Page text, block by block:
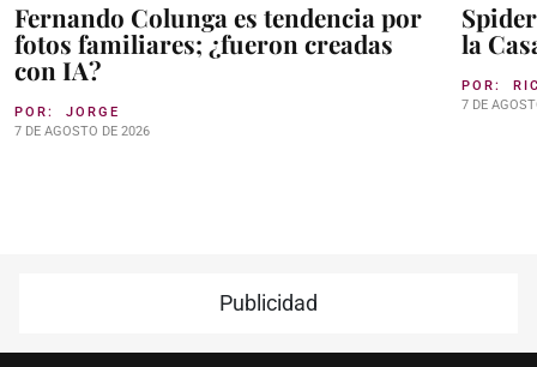
Fernando Colunga es tendencia por
fotos familiares; ¿fueron creadas
con IA?
POR: JORGE
7 DE AGOSTO DE 2026
la
POR:
7 DE
Publicidad